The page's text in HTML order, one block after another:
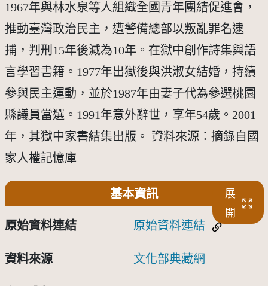
1967年與林水泉等人組織全國青年團結促進會，
推動臺灣政治民主，遭警備總部以叛亂罪名逮
捕，判刑15年後減為10年。在獄中創作詩集與語
言學習書籍。1977年出獄後與洪淑女結婚，持續
參與民主運動，並於1987年由妻子代為參選桃園
縣議員當選。1991年意外辭世，享年54歲。2001
年，其獄中家書結集出版。 資料來源：摘錄自國
家人權記憶庫
基本資訊
展
開
原始資料連結 原始資料連結
資料來源 文化部典藏網